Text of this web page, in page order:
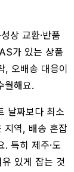
상 교환·반품
가 있는 상품
, 오배송 대응이
월해요.
날짜보다 최소
지역, 배송 혼잡
특히 제주·도
있게 잡는 것